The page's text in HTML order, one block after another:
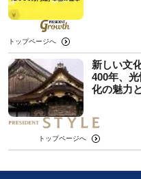
トップページへ
新しい文
400年、
化の魅力
トップページへ